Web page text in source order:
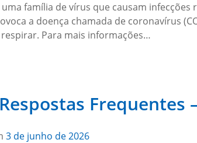
uma família de vírus que causam
a doença chamada de coronavírus
Para mais informações…
Frequentes
3 de junho de 2026